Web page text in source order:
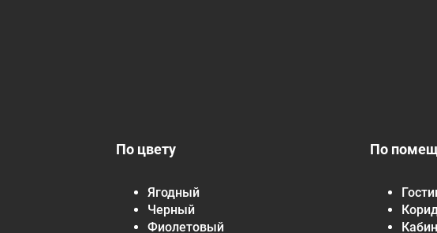
По цвету
Ягодный
Черный
Фиолетовый
По